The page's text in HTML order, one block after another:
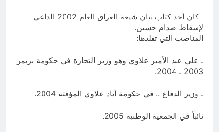
. كان أحد كتاب بيان شيعة العراق العام 2002 الداعي
لإسقاط صدام حسين.
المناصب التي تقلدها:
ـ علي عبد الأمير علاوي وهو وزير التجارة في حكومة بريمر
2003 ـ 2004.
ـ وزير الدفاع .. في حكومة أياد علاوي المؤقتة 2004.
نائباً في الجمعية الوطنية 2005.